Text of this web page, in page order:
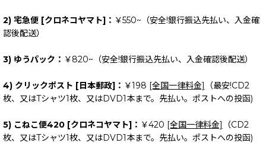
2) 宅急便 [クロネコヤマト]： ￥550~（安全!銀行振込先払い、入金確
認後配送）
3) ゆうパック： ￥820~（安全!銀行振込先払い、入金確認後配送）
4) クリックポスト [日本郵政]： ￥198 [全国一律料金]
（最安!CD2
枚、又はTシャツ1枚、又はDVD1本まで。先払い。ポストへの投函)
5) こねこ便420 [クロネコヤマト]： ￥420 [全国一律料金]
（CD2
枚、又はTシャツ1枚、又はDVD1本まで。先払い。ポストへの投函)